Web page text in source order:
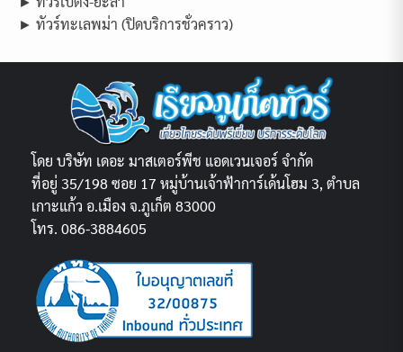
► ทัวร์ทะเลพม่า (ปิดบริการชั่วคราว)
โดย บริษัท เดอะ มาสเตอร์พีช แอดเวนเจอร์ จำกัด
ที่อยู่ 35/198 ซอย 17 หมู่บ้านเจ้าฟ้าการ์เด้นโฮม 3, ตำบล
เกาะแก้ว อ.เมือง จ.ภูเก็ต 83000
โทร. 086-3884605